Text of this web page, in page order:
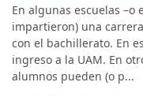
En algunas escuelas
impartieron) una
con el bachillerato. En
ingreso a la UAM. En
alumnos pueden (o p...